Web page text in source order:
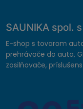
SAUNIKA spol.
E-shop s tovarom
prehrávače do auta,
zosilňovače,